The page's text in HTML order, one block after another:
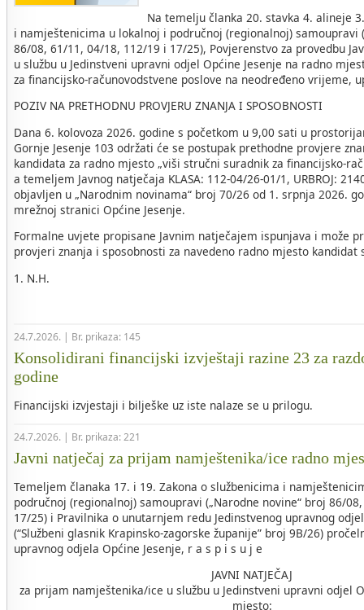
Na temelju članka 20. stavka 4. alineje
i namještenicima u lokalnoj i područnoj (regionalnoj) samoupravi
86/08, 61/11, 04/18, 112/19 i 17/25), Povjerenstvo za provedbu
u službu u Jedinstveni upravni odjel Općine Jesenje na radno
za financijsko-računovodstvene poslove na neodređeno vrijeme,
POZIV NA PRETHODNU PROVJERU ZNANJA I SPOSOBNOSTI
Dana 6. kolovoza 2026. godine s početkom u 9,00 sati u
Gornje Jesenje 103 održati će se postupak prethodne provjere
kandidata za radno mjesto „viši stručni suradnik za financijsko-
a temeljem Javnog natječaja KLASA: 112-04/26-01/1, URBROJ:
objavljen u „Narodnim novinama“ broj 70/26 od 1. srpnja 2026.
mrežnoj stranici Općine Jesenje.
Formalne uvjete propisane Javnim natječajem ispunjava i može
provjeri znanja i sposobnosti za navedeno radno mjesto
1. N.H.
24.7.2026. | Br. prikaza: 145
Konsolidirani financijski izvještaji razine 23 za
godine
Financijski izvjestaji i bilješke uz iste nalaze se u prilogu.
24.7.2026. | Br. prikaza: 221
Javni natječaj za prijam namještenika/ice radno
Temeljem članaka 17. i 19. Zakona o službenicima i
područnoj (regionalnoj) samoupravi („Narodne novine“ broj 86/
17/25) i Pravilnika o unutarnjem redu Jedinstvenog upravnog
(“Službeni glasnik Krapinsko-zagorske županije” broj 9B/26)
upravnog odjela Općine Jesenje, r a s p i s u j e
JAVNI NATJEČAJ
za prijam namještenika/ice u službu u Jedinstveni upravni odjel
mjesto: